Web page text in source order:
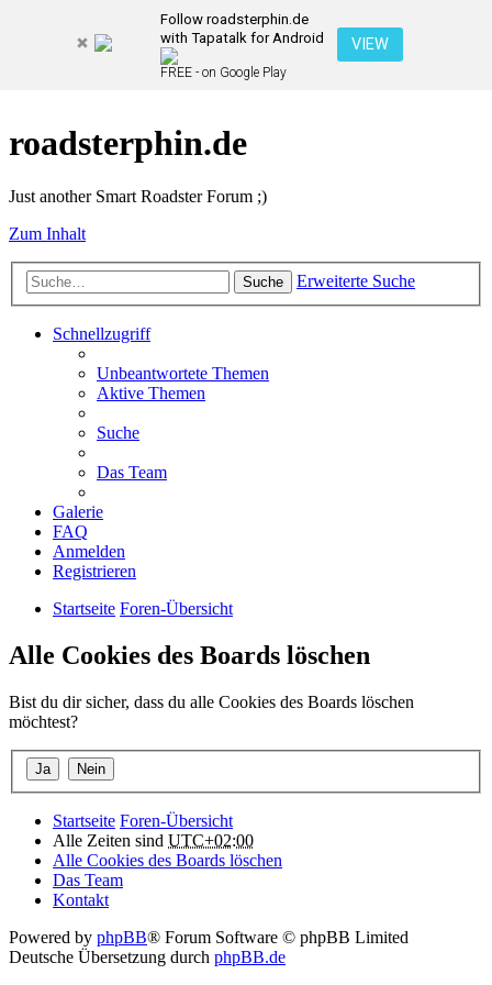
Follow roadsterphin.de
with Tapatalk for Android
FREE - on Google Play
VIEW
roadsterphin.de
Just another Smart Roadster Forum ;)
Zum Inhalt
Suche Erweiterte Suche
Schnellzugriff
Unbeantwortete Themen
Aktive Themen
Suche
Das Team
Galerie
FAQ
Anmelden
Registrieren
Startseite Foren-Übersicht
Alle Cookies des Boards löschen
Bist du dir sicher, dass du alle Cookies des Boards löschen
möchtest?
Startseite Foren-Übersicht
Alle Zeiten sind UTC+02:00
Alle Cookies des Boards löschen
Das Team
Kontakt
Powered by phpBB® Forum Software © phpBB Limited
Deutsche Übersetzung durch phpBB.de